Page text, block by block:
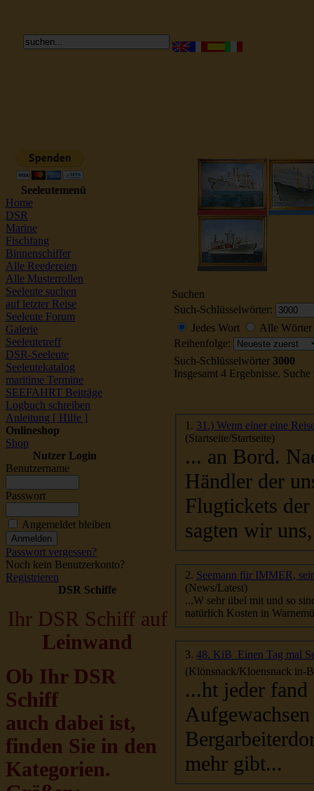
Seeleutemenü
Home
DSR
Marine
Fischfang
Binnenschiffer
Alle Reedereien
Alle Musterrollen
Seeleute suchen
auf letzter Reise
Seeleute Forum
Galerie
Seeleutetreff
DSR-Seeleute
Seeleutekatalog
maritime Termine
SEEFAHRT Beiträge
Logbuch schreiben
Anleitung [ Hilfe ]
Onlineshop
Shop
Nutzer Login
Benutzername
Passwort
Angemeldet bleiben
Passwort vergessen?
Noch kein Benutzerkonto?
Registrieren
DSR Schiffe
Ihr DSR Schiff auf
Leinwand
Ob Ihr DSR
Schiff
auch dabei ist,
finden Sie in den
Kategorien.
Suchen
Such-Schlüsselwörter:
Jedes Wort
Alle Wörter
Reihenfolge:
Such-Schlüsselwörter 3000
Insgesamt 4 Ergebnisse.
1. 31.) Wenn einer eine
(Startseite/Startseite)
... an Bord. Nach einer
Händler der
Flugtickets
sagten wir
2. Seemann für IMMER,
(News/Latest)
3. 48. KiB  Einen Tag mal
(Klönsnack/Kloensnack in-
...ht jeder fand zur See. So auch
mehr gibt...